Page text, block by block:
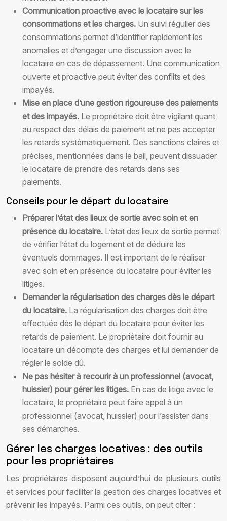
Communication proactive avec le locataire sur les
consommations et les charges. Un suivi régulier des
consommations permet d’identifier rapidement les
anomalies et d’engager une discussion avec le
locataire en cas de dépassement. Une communication
ouverte et proactive peut éviter des conflits et des
impayés.
Mise en place d’une gestion rigoureuse des paiements
et des impayés. Le propriétaire doit être vigilant quant
au respect des délais de paiement et ne pas accepter
les retards systématiquement. Des sanctions claires et
précises, mentionnées dans le bail, peuvent dissuader
le locataire de prendre des retards dans ses
paiements.
Conseils pour le départ du locataire
Préparer l’état des lieux de sortie avec soin et en
présence du locataire. L’état des lieux de sortie permet
de vérifier l’état du logement et de déduire les
éventuels dommages. Il est important de le réaliser
avec soin et en présence du locataire pour éviter les
litiges.
Demander la régularisation des charges dès le départ
du locataire. La régularisation des charges doit être
effectuée dès le départ du locataire pour éviter les
retards de paiement. Le propriétaire doit fournir au
locataire un décompte des charges et lui demander de
régler le solde dû.
Ne pas hésiter à recourir à un professionnel (avocat,
huissier) pour gérer les litiges. En cas de litige avec le
locataire, le propriétaire peut faire appel à un
professionnel (avocat, huissier) pour l’assister dans
ses démarches.
Gérer les charges locatives : des outils
pour les propriétaires
Les propriétaires disposent aujourd’hui de plusieurs outils
et services pour faciliter la gestion des charges locatives et
prévenir les impayés. Parmi ces outils, on peut citer :